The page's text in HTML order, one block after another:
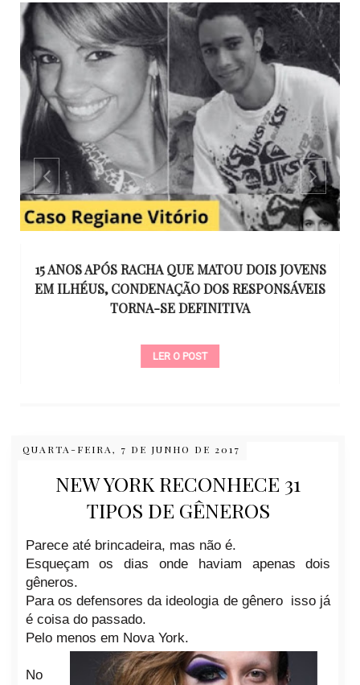
15 ANOS APÓS RACHA QUE MATOU DOIS JOVENS
EM ILHÉUS, CONDENAÇÃO DOS RESPONSÁVEIS
TORNA-SE DEFINITIVA
LER O POST
QUARTA-FEIRA, 7 DE JUNHO DE 2017
NEW YORK RECONHECE 31
TIPOS DE GÊNEROS
Parece até brincadeira, mas não é.
Esqueçam os dias onde haviam apenas dois
gêneros.
Para os defensores da ideologia de gênero isso já
é coisa do passado.
Pelo menos em Nova York.
No